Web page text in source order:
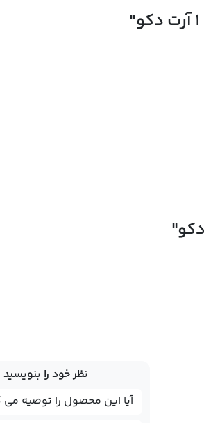
نظر خود را بنویسید